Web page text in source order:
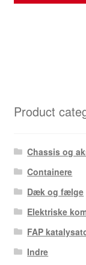
Product
Chassis og
Containere
Dæk og fælge
Elektriske
FAP
Indre